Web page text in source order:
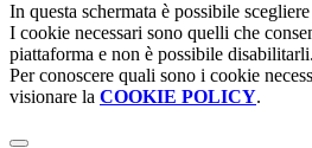
In questa schermata è possibile
I cookie necessari sono quelli che
piattaforma e non è possibile disabilitarli.
Per conoscere quali sono i cookie
visionare la COOKIE POLICY.